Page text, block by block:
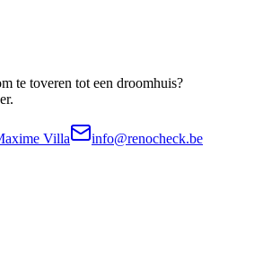
te toveren tot een droomhuis?
Villa info@renocheck.be